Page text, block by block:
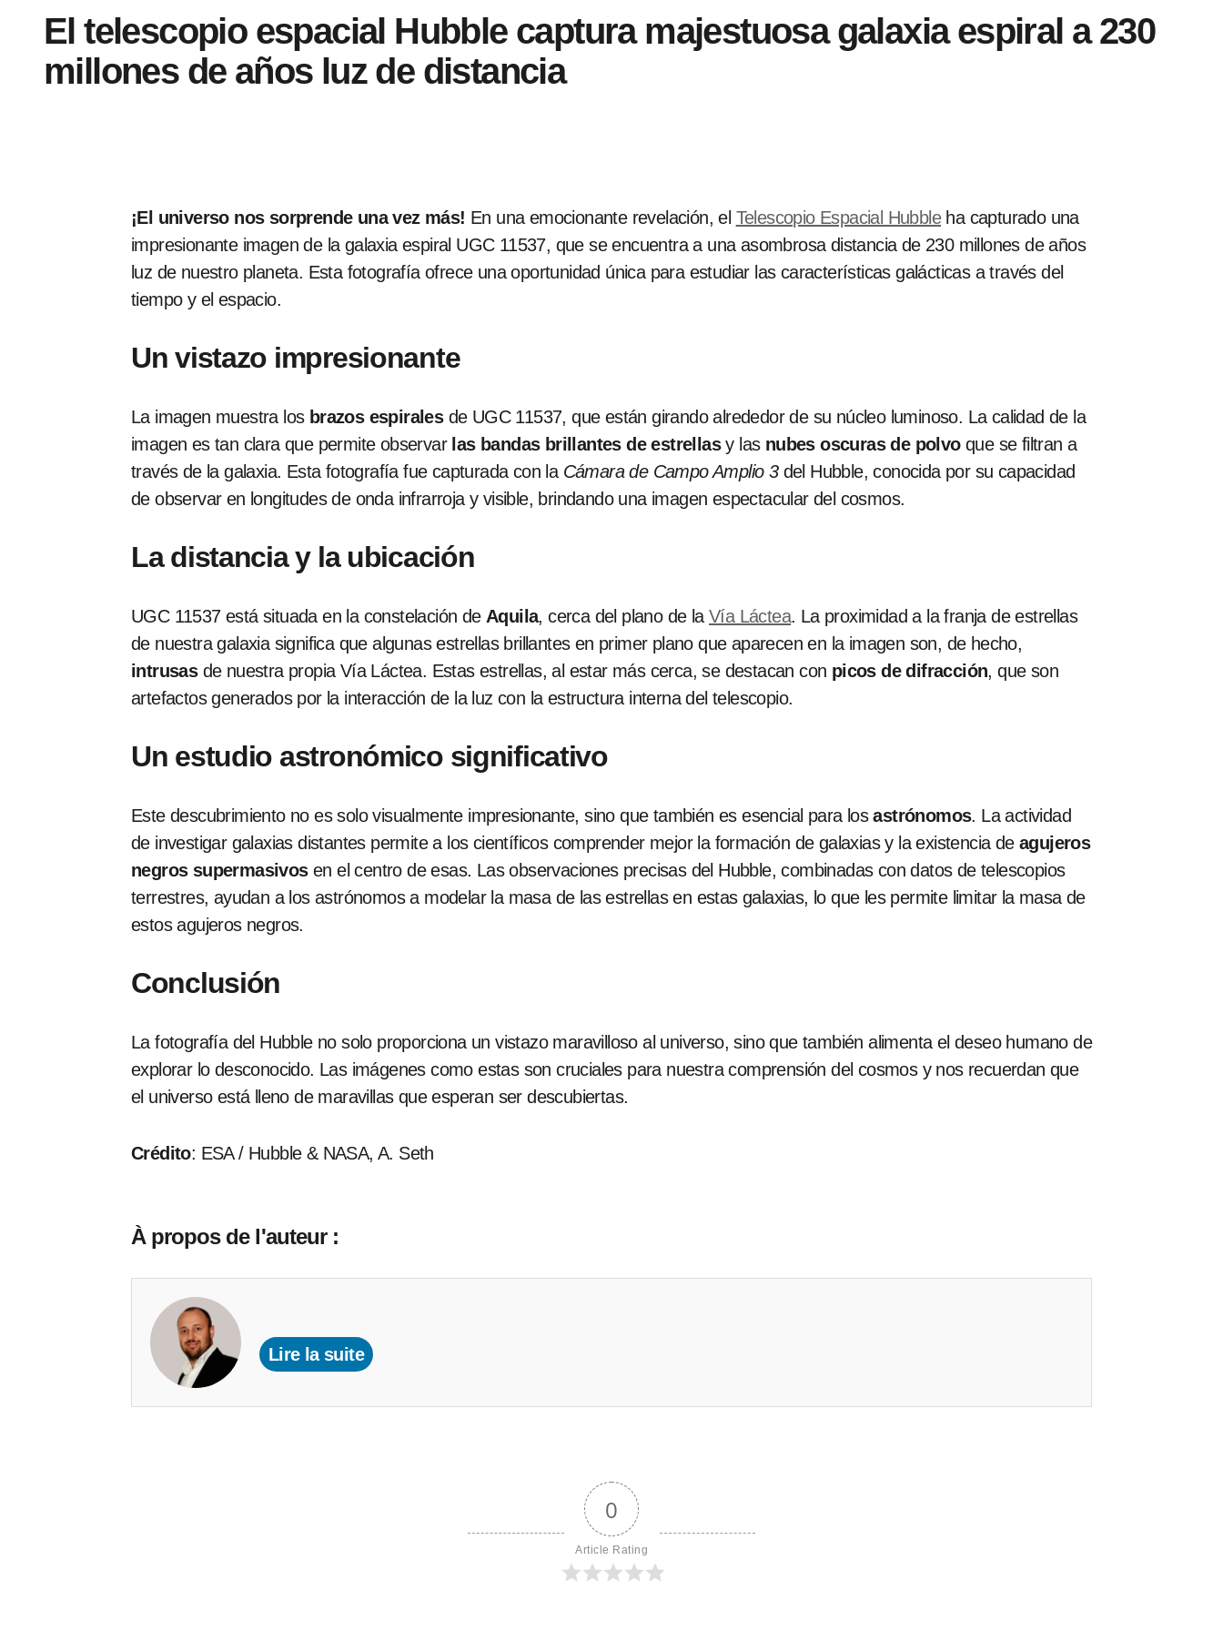
El telescopio espacial Hubble captura majestuosa galaxia espiral a 230
millones de años luz de distancia
¡El universo nos sorprende una vez más! En una emocionante revelación, el Telescopio Espacial Hubbleha capturado una
impresionante imagen de la galaxia espiral UGC 11537, que se encuentra a una asombrosa distancia de 230 millones de años
luz de nuestro planeta. Esta fotografía ofrece una oportunidad única para estudiar las características galácticas a través del
tiempo y el espacio.
Un vistazo impresionante
La imagen muestra los brazos espiralesde UGC 11537, que están girando alrededor de su núcleo luminoso. La calidad de la
imagen es tan clara que permite observar las bandas brillantes de estrellasy las nubes oscuras de polvoque se filtran a
través de la galaxia. Esta fotografía fue capturada con la Cámara de Campo Amplio 3del Hubble, conocida por su capacidad
de observar en longitudes de onda infrarroja y visible, brindando una imagen espectacular del cosmos.
La distancia y la ubicación
UGC 11537 está situada en la constelación de Aquila, cerca del plano de laVía Láctea. La proximidad a la franja de estrellas
de nuestra galaxia significa que algunas estrellas brillantes en primer plano que aparecen en la imagen son, de hecho,
intrusasde nuestra propia Vía Láctea. Estas estrellas, al estar más cerca, se destacan con picos de difracción, que son
artefactos generados por la interacción de la luz con la estructura interna del telescopio.
Un estudio astronómico significativo
Este descubrimiento no es solo visualmente impresionante, sino que también es esencial para losastrónomos. La actividad
de investigar galaxias distantes permite a los científicos comprender mejor la formación de galaxias y la existencia deagujeros
negros supermasivosen el centro de esas. Las observaciones precisas del Hubble, combinadas con datos de telescopios
terrestres, ayudan a los astrónomos a modelar la masa de las estrellas en estas galaxias, lo que les permite limitar la masa de
estos agujeros negros.
Conclusión
La fotografía del Hubble no solo proporciona un vistazo maravilloso al universo, sino que también alimenta el deseo humano de
explorar lo desconocido. Las imágenes como estas son cruciales para nuestra comprensión del cosmos y nos recuerdan que
el universo está lleno de maravillas que esperan ser descubiertas.
Crédito: ESA / Hubble & NASA, A. Seth
À propos de l'auteur :
Lire la suite
0
Article Rating